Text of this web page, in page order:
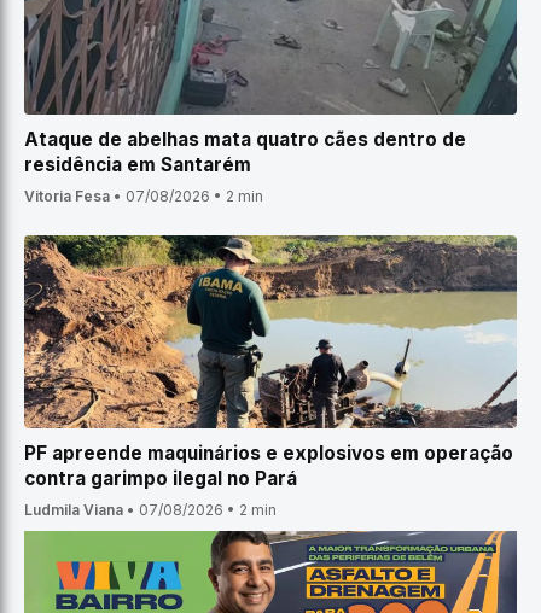
Ataque de abelhas mata quatro cães dentro de
residência em Santarém
Vitoria Fesa • 07/08/2026 • 2 min
PF apreende maquinários e explosivos em operação
contra garimpo ilegal no Pará
Ludmila Viana • 07/08/2026 • 2 min